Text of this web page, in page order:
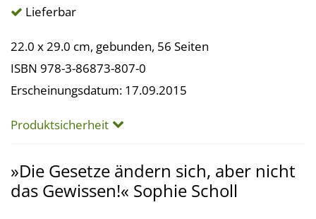
Lieferbar
22.0 x 29.0 cm, gebunden, 56 Seiten
ISBN 978-3-86873-807-0
Erscheinungsdatum: 17.09.2015
Produktsicherheit
»Die Gesetze ändern sich, aber nicht
das Gewissen!« Sophie Scholl